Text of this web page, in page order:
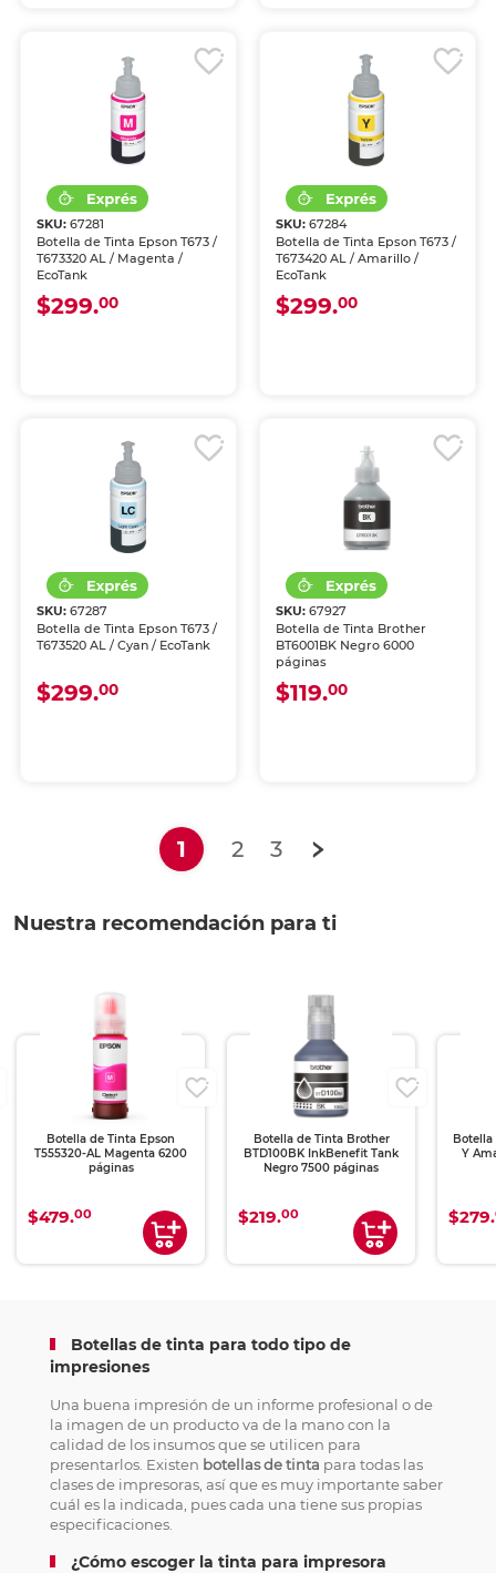
SKU:67281
Botella de Tinta Epson T673 /
T673320 AL / Magenta /
EcoTank
$299.00
SKU: 67284
Botella de Tinta Epson T673 /
T673420 AL / Amarillo /
EcoTank
$299.00
SKU:67287
Botella de Tinta Epson T673 /
T673520 AL / Cyan / EcoTank
$299.00
SKU: 67927
Botella de Tinta Brother
BT6001BK Negro 6000
páginas
$119.00
1 (current)
2 3
Nuestra recomendación para ti
Botella de Tinta Epson
T555320-AL Magenta 6200
páginas
$479.00
Botella de Tinta Brother
BTD100BK InkBenefit Tank
Negro 7500 páginas
$219.00
Botella
Y
$279.
Botellas de tinta para todo tipo de
impresiones
Una buena impresión de un informe profesional o de
la imagen de un producto va de la mano con la
calidad de los insumos que se utilicen para
presentarlos. Existen botellas de tinta para todas las
clases de impresoras, así que es muy importante saber
cuál es la indicada, pues cada una tiene sus propias
especificaciones.
¿Cómo escoger la tinta para impresora